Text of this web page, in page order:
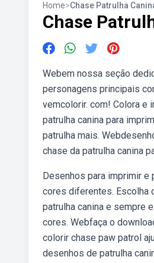
Home>Chase Patrulha
Chase
Webem nossa seção
personagens principais
vemcolorir. com! Colora e
patrulha canina para
patrulha mais.
chase da patrulha canina
Desenhos para imprimir e
cores diferentes. Escolha
patrulha canina e sempre
cores. Webfaça o
colorir chase paw patrol
desenhos de patrulha